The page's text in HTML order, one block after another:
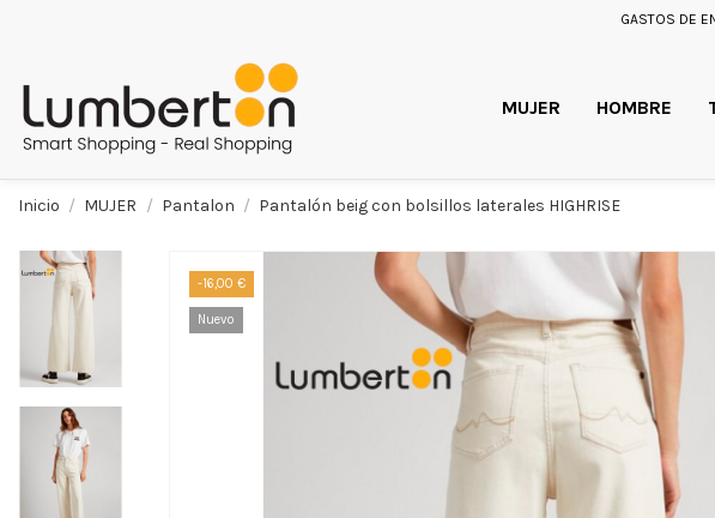
GASTOS DE
MUJER HOMBRE
Inicio MUJER Pantalon Pantalón beig con bolsillos laterales HIGHRISE
-16,00 €
Nuevo